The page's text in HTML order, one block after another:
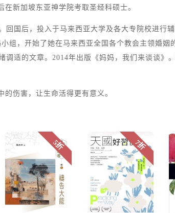
在新加坡东亚神学院考取圣经科硕士。
国后，投入于马来西亚大学及各大专院校进行
组，开始了她在马来西亚全国各个教会主领婚
调适的文章。2014年出版《妈妈，我们来谈谈
伤害，让生命活得更有意义。